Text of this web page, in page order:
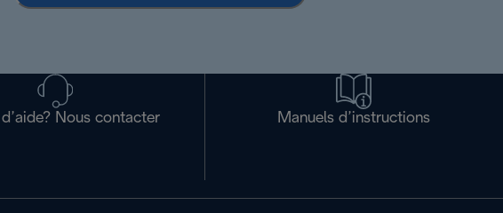
Nous contacter Manuels d’instructions